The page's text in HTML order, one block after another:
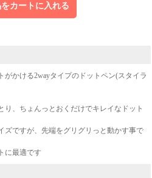
カートに入れる
がかける2wayタイプのドットペン(スタイラ
り、ちょんっとおくだけでキレイなドット
ズですが、先端をグリグリっと動かす事で
に最適です